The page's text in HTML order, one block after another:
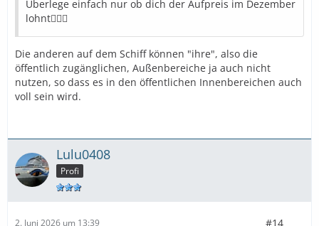
Überlege einfach nur ob dich der Aufpreis im Dezember
lohnt🤷🏽‍♀️
Die anderen auf dem Schiff können "ihre", also die
öffentlich zugänglichen, Außenbereiche ja auch nicht
nutzen, so dass es in den öffentlichen Innenbereichen auch
voll sein wird.
Lulu0408
Profi
2. Juni 2026 um 13:39 #14